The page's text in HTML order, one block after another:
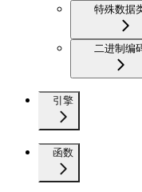
特殊数据
二进制编
引擎
函数